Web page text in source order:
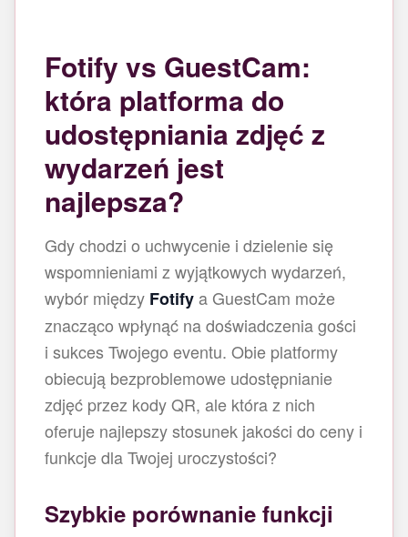
Fotify vs GuestCam:
która platforma do
udostępniania zdjęć z
wydarzeń jest
najlepsza?
Gdy chodzi o uchwycenie i dzielenie się
wspomnieniami z wyjątkowych wydarzeń,
wybór między Fotifya GuestCam może
znacząco wpłynąć na doświadczenia gości
i sukces Twojego eventu. Obie platformy
obiecują bezproblemowe udostępnianie
zdjęć przez kody QR, ale która z nich
oferuje najlepszy stosunek jakości do ceny i
funkcje dla Twojej uroczystości?
Szybkie porównanie funkcji